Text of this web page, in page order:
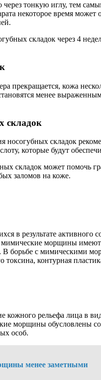
тонкую иглу, тем
некоторое время может
складок через 4
прекращается, кожа
менее
складок
носогубных складок
которые будут
складок может
заломов на коже.
в результате
мимические морщины
борьбе с мимическими
контурная
рельефа лица в
морщины
особ.
менее заметными